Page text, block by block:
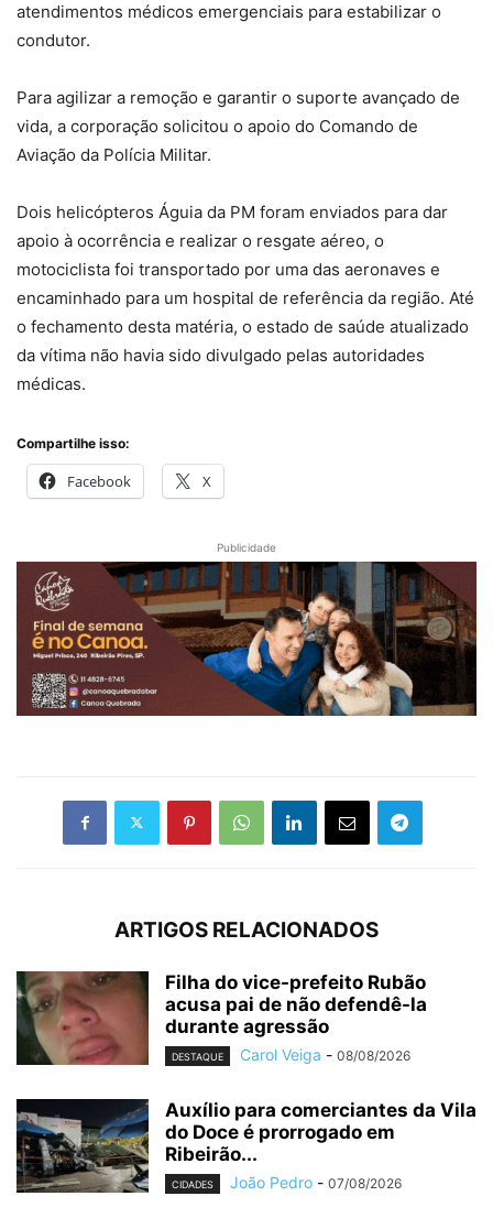
atendimentos médicos emergenciais para estabilizar o
condutor.
Para agilizar a remoção e garantir o suporte avançado de
vida, a corporação solicitou o apoio do Comando de
Aviação da Polícia Militar.
Dois helicópteros Águia da PM foram enviados para dar
apoio à ocorrência e realizar o resgate aéreo, o
motociclista foi transportado por uma das aeronaves e
encaminhado para um hospital de referência da região. Até
o fechamento desta matéria, o estado de saúde atualizado
da vítima não havia sido divulgado pelas autoridades
médicas.
Compartilhe isso:
Facebook X
Publicidade
ARTIGOS RELACIONADOS
Filha do vice-prefeito Rubão
acusa pai de não defendê-la
durante agressão
DESTAQUE Carol Veiga - 08/08/2026
Auxílio para comerciantes da Vila
do Doce é prorrogado em
Ribeirão...
CIDADES João Pedro - 07/08/2026